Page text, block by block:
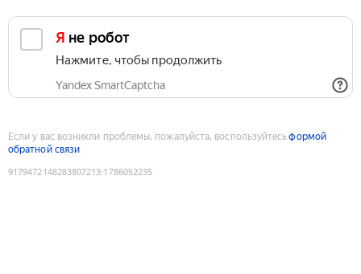
Я не робот
Нажмите, чтобы продолжить
Yandex SmartCaptcha
Если у вас возникли проблемы, пожалуйста, воспользуйтесьформой
обратной связи
9179472148283807213:1786052235